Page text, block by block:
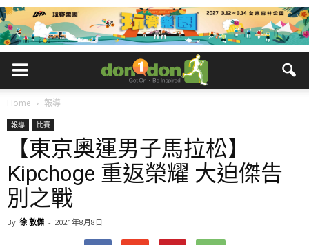
Home 報導
報導 比賽
【東京奧運男子馬拉松】
Kipchoge 重返榮耀 大迫傑告
別之戰
By 徐 敦傑 - 2021年8月8日